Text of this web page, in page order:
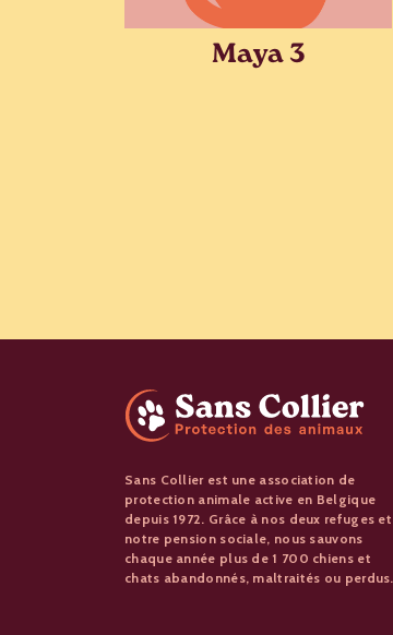
Maya 3
Sans Collier est une association de
protection animale active en Belgique
depuis 1972. Grâce à nos deux refuges et
notre pension sociale, nous sauvons
chaque année plus de 1 700 chiens et
chats abandonnés, maltraités ou perdus.